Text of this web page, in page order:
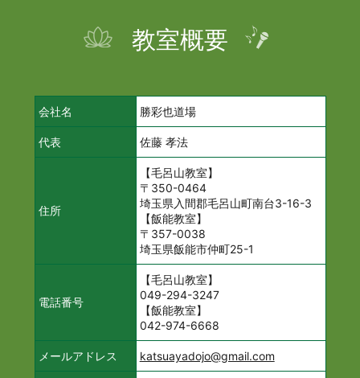
教室概要
会社名 勝彩也道場
代表 佐藤 孝法
住所
【毛呂山教室】
〒350-0464
埼玉県入間郡毛呂山町南台3-16-3
【飯能教室】
〒357-0038
埼玉県飯能市仲町25-1
電話番号
【毛呂山教室】
049-294-3247
【飯能教室】
042-974-6668
メールアドレス katsuayadojo@gmail.com